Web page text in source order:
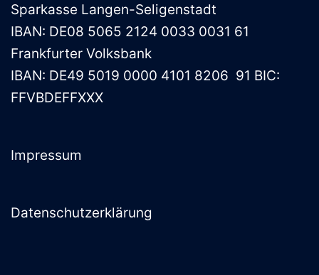
Sparkasse Langen-Seligenstadt
IBAN: DE08 5065 2124 0033 0031 61
Frankfurter Volksbank
IBAN: DE49 5019 0000 4101 8206 91 BIC:
FFVBDEFFXXX
Impressum
Datenschutzerklärung